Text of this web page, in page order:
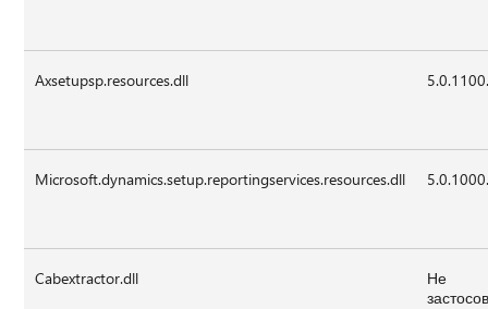
Axsetupsp.resources.dll
Microsoft.dynamics.setup.reportingservices.resources.dll
Cabextractor.dll
Не